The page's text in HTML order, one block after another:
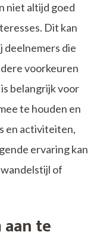
niet altijd goed
Dit kan
die
voorkeuren
belangrijk voor
te houden en
en activiteiten,
ervaring kan
of
te